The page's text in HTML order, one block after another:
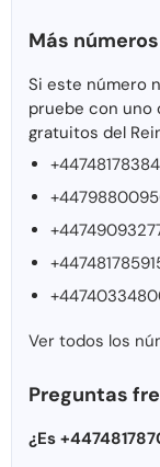
Más
Si este número
pruebe con uno
gratuitos del
Ver todos los
Preguntas
¿Es